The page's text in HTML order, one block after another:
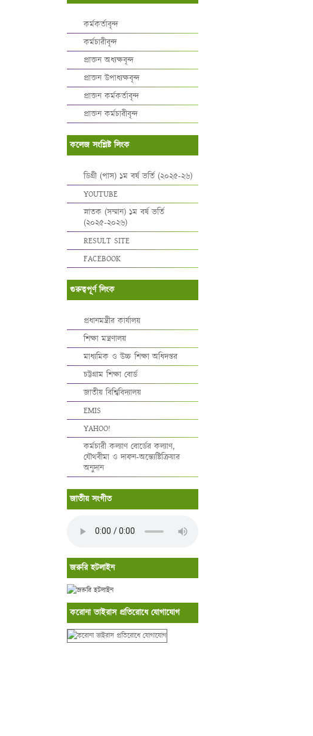
কর্মকর্তাবৃন্দ
কর্মচারীবৃন্দ
প্রাক্তন অধ্যক্ষবৃন্দ
প্রাক্তন উপাধ্যক্ষবৃন্দ
প্রাক্তন কর্মকর্তাবৃন্দ
প্রাক্তন কর্মচারীবৃন্দ
কলেজ সংশ্লিষ্ট লিংক
ডিগ্রী (পাস) ১ম বর্ষ ভর্তি (২০২৫-২৬)
YOUTUBE
স্নাতক (সম্মান) ১ম বর্ষ ভর্তি
(২০২৫-২০২৬)
RESULT SITE
FACEBOOK
গুরুত্বপূর্ণ লিংক
প্রধানমন্ত্রীর কার্যালয়
শিক্ষা মন্ত্রণালয়
মাধ্যমিক ও উচ্চ শিক্ষা অধিদপ্তর
চট্টগ্রাম শিক্ষা বোর্ড
জাতীয় বিশ্বিবিদ্যালয়
EMIS
YAHOO!
কর্মচারী কল্যাণ বোর্ডের কল্যাণ,
যৌথবীমা ও দাফন-অন্ত্যেষ্টিক্রিয়ার
অনুদান
জাতীয় সংগীত
জরুরি হটলাইন
করোনা ভাইরাস প্রতিরোধে যোগাযোগ